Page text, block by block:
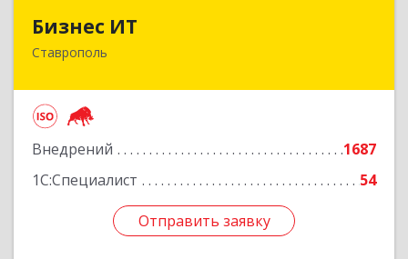
Бизнес ИТ
Ставрополь
Внедрений
1687
1С:Специалист
54
Отправить заявку
355035, Ставропольский край, Ставрополь г, 1
Отправить заявку